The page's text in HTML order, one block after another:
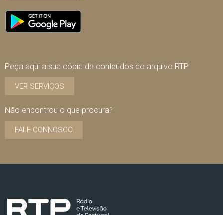
Peça aqui a sua cópia de conteúdos do arquivo RTP
VER SERVIÇOS
Não encontrou o que procura?
FALE CONNOSCO